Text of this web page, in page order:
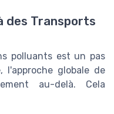
des Transports
polluants est un pas
globale de
au-delà. Cela